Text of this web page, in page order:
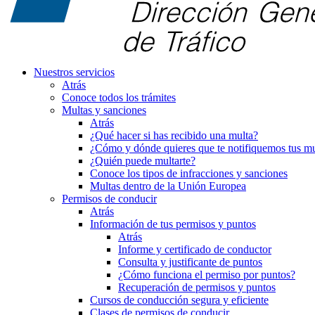
Nuestros servicios
Atrás
Conoce todos los trámites
Multas y sanciones
Atrás
¿Qué hacer si has recibido una multa?
¿Cómo y dónde quieres que te notifiquemos tus
¿Quién puede multarte?
Conoce los tipos de infracciones y sanciones
Multas dentro de la Unión Europea
Permisos de conducir
Atrás
Información de tus permisos y puntos
Atrás
Informe y certificado de conductor
Consulta y justificante de puntos
¿Cómo funciona el permiso por puntos?
Recuperación de permisos y puntos
Cursos de conducción segura y eficiente